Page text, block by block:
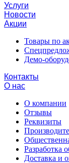
Услуги
Новости
Акции
Товары по
Демо-
Контакты
О нас
О компании
Отзывы
Реквизиты
Разработка
Доставка и